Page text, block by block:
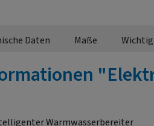
Daten Maße
Warmwasserbereiter